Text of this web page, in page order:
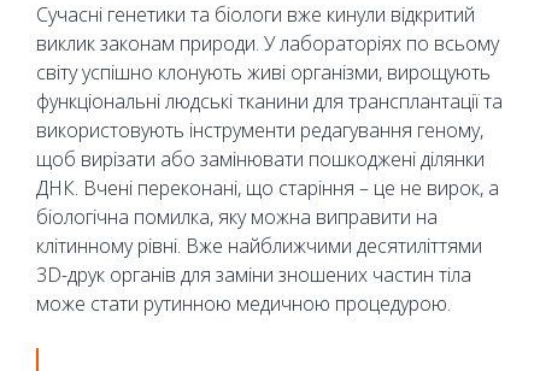
Сучасні генетики та біологи вже кинули відкритий
виклик законам природи. У лабораторіях по всьому
світу успішно клонують живі організми, вирощують
функціональні людські тканини для трансплантації та
використовують інструменти редагування геному,
щоб вирізати або замінювати пошкоджені ділянки
ДНК. Вчені переконані, що старіння – це не вирок, а
біологічна помилка, яку можна виправити на
клітинному рівні. Вже найближчими десятиліттями
3D-друк органів для заміни зношених частин тіла
може стати рутинною медичною процедурою.